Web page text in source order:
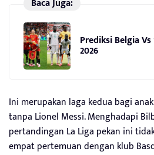
Baca Juga:
Prediksi Belgia
2026
Ini merupakan laga kedua bagi
tanpa Lionel Messi. Menghadapi
pertandingan La Liga pekan ini
empat pertemuan dengan klub